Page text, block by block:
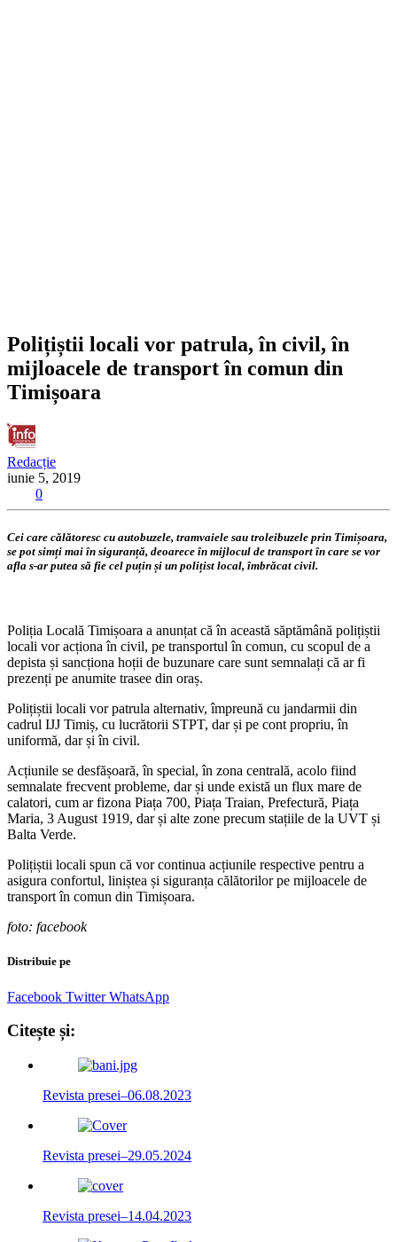
Polițiștii locali vor patrula, în civil, în
mijloacele de transport în comun din
Timișoara
Redacție
iunie 5, 2019
0
Cei care călătoresc cu autobuzele, tramvaiele sau troleibuzele prin Timișoara,
se pot simți mai în siguranță, deoarece în mijlocul de transport în care se vor
afla s-ar putea să fie cel puțin și un polițist local, îmbrăcat civil.
Poliția Locală Timișoara a anunțat că în această săptămână polițiștii
locali vor acționa în civil, pe transportul în comun, cu scopul de a
depista și sancționa hoții de buzunare care sunt semnalați că ar fi
prezenți pe anumite trasee din oraș.
Polițiștii locali vor patrula alternativ, împreună cu jandarmii din
cadrul IJJ Timiș, cu lucrătorii STPT, dar și pe cont propriu, în
uniformă, dar și în civil.
Acțiunile se desfășoară, în special, în zona centrală, acolo fiind
semnalate frecvent probleme, dar și unde există un flux mare de
calatori, cum ar fizona Piața 700, Piața Traian, Prefectură, Piața
Maria, 3 August 1919, dar și alte zone precum stațiile de la UVT și
Balta Verde.
Polițiștii locali spun că vor continua acțiunile respective pentru a
asigura confortul, liniștea și siguranța călătorilor pe mijloacele de
transport în comun din Timișoara.
foto: facebook
Distribuie pe
Facebook Twitter WhatsApp
Citește și:
Revista presei–06.08.2023
Revista presei–29.05.2024
Revista presei–14.04.2023